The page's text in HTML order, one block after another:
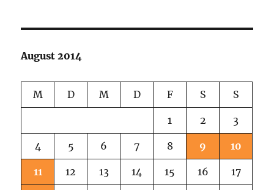
August 2014
M D M D F S S
1 2 3
4 5 6 7 8 9 10
11 12 13 14 15 16 17